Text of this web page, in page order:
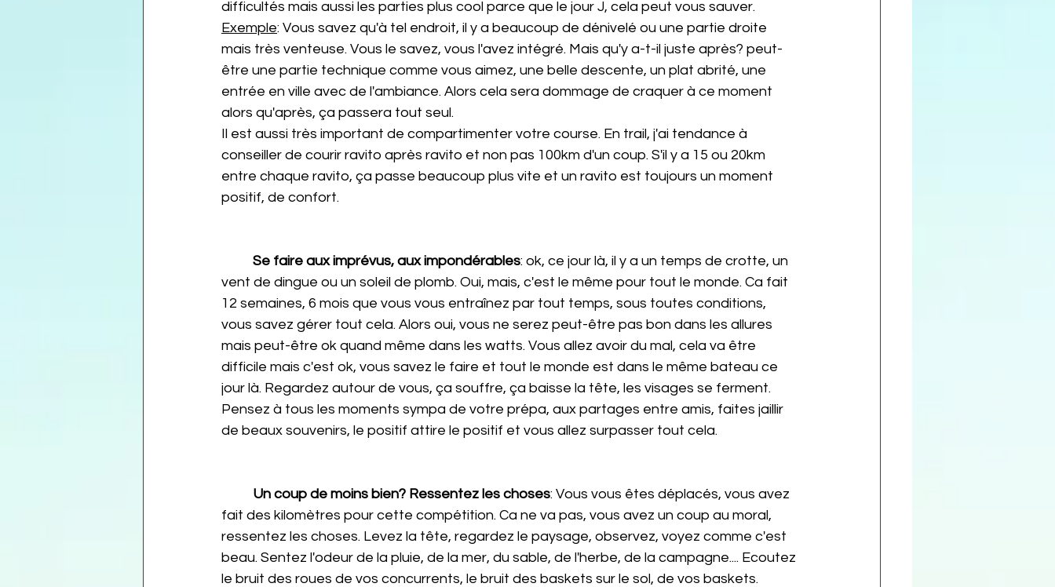
difficultés mais aussi les parties plus cool parce que le jour J, cela peut vous sauver.
Exemple: Vous savez qu'à tel endroit, il y a beaucoup de dénivelé ou une partie droite
mais très venteuse. Vous le savez, vous l'avez intégré. Mais qu'y a-t-il juste après? peut-
être une partie technique comme vous aimez, une belle descente, un plat abrité, une
entrée en ville avec de l'ambiance. Alors cela sera dommage de craquer à ce moment
alors qu'après, ça passera tout seul.
Il est aussi très important de compartimenter votre course. En trail, j'ai tendance à
conseiller de courir ravito après ravito et non pas 100km d'un coup. S'il y a 15 ou 20km
entre chaque ravito, ça passe beaucoup plus vite et un ravito est toujours un moment
positif, de confort.
Se faire aux imprévus, aux impondérables: ok, ce jour là, il y a un temps de crotte, un
vent de dingue ou un soleil de plomb. Oui, mais, c'est le même pour tout le monde. Ca fait
12 semaines, 6 mois que vous vous entraînez par tout temps, sous toutes conditions,
vous savez gérer tout cela. Alors oui, vous ne serez peut-être pas bon dans les allures
mais peut-être ok quand même dans les watts. Vous allez avoir du mal, cela va être
difficile mais c'est ok, vous savez le faire et tout le monde est dans le même bateau ce
jour là. Regardez autour de vous, ça souffre, ça baisse la tête, les visages se ferment.
Pensez à tous les moments sympa de votre prépa, aux partages entre amis, faites jaillir
de beaux souvenirs, le positif attire le positif et vous allez surpasser tout cela.
Un coup de moins bien? Ressentez les choses: Vous vous êtes déplacés, vous avez
fait des kilomètres pour cette compétition. Ca ne va pas, vous avez un coup au moral,
ressentez les choses. Levez la tête, regardez le paysage, observez, voyez comme c'est
beau. Sentez l'odeur de la pluie, de la mer, du sable, de l'herbe, de la campagne.... Ecoutez
le bruit des roues de vos concurrents, le bruit des baskets sur le sol, de vos baskets.